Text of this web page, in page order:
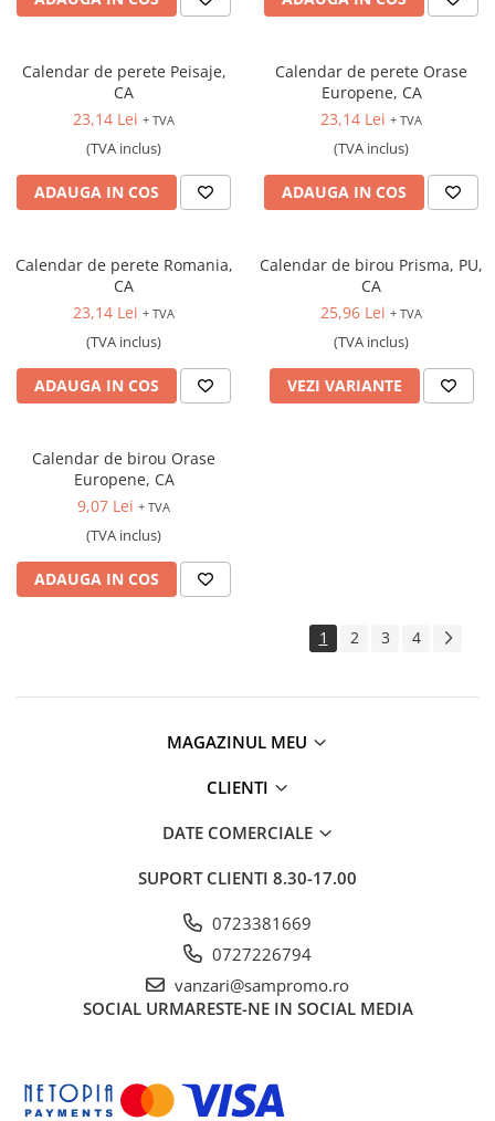
Calendar de perete Peisaje,
CA
23,14 Lei + TVA
(TVA inclus)
ADAUGA IN COS
Calendar de perete Orase
Europene, CA
23,14 Lei + TVA
(TVA inclus)
ADAUGA IN COS
Calendar de perete Romania,
CA
23,14 Lei + TVA
(TVA inclus)
ADAUGA IN COS
Calendar de birou Prisma, PU,
CA
25,96 Lei + TVA
(TVA inclus)
VEZI VARIANTE
Calendar de birou Orase
Europene, CA
9,07 Lei + TVA
(TVA inclus)
ADAUGA IN COS
1 2 3 4
MAGAZINUL MEU
CLIENTI
DATE COMERCIALE
SUPORT CLIENTI 8.30-17.00
0723381669
0727226794
vanzari@sampromo.ro
SOCIAL URMARESTE-NE IN SOCIAL MEDIA